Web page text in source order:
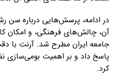
در ادامه، پرسش‌هایی درباره سن
آن، چالش‌های فرهنگی، و امکان
جامعه ایران مطرح شد. آرنت با
پاسخ داد و بر اهمیت بومی‌سازی
کرد.